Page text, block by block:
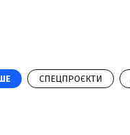
СПЕЦПРОЄКТИ